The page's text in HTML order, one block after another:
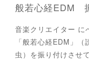
般若心経EDM
音楽クリエイター に
「般若心経EDM」
虫）を振り付けさせ